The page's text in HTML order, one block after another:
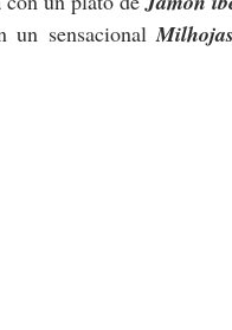
un sensacional